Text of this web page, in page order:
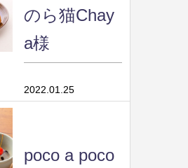
のら猫Chay
a様
2022.01.25
poco a poco